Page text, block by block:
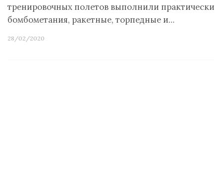
тренировочных полетов выполнили практические
бомбометания, ракетные, торпедные и…
28/02/2020